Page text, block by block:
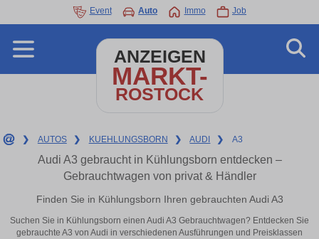
Event Auto Immo Job
ANZEIGEN
MARKT-
ROSTOCK
❯ AUTOS ❯ KUEHLUNGSBORN ❯ AUDI ❯ A3
Audi A3 gebraucht in Kühlungsborn entdecken –
Gebrauchtwagen von privat & Händler
Finden Sie in Kühlungsborn Ihren gebrauchten Audi A3
Suchen Sie in Kühlungsborn einen Audi A3 Gebrauchtwagen? Entdecken Sie
gebrauchte A3 von Audi in verschiedenen Ausführungen und Preisklassen